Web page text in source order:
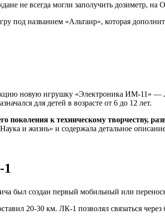
не всегда могли заполучить дозиметр,
под названием «Альтаир», которая
новую игрушку «Электроника ИМ-11» —
для детей в возрасте от 6 до 12 лет.
поколения к техническому творчеству,
и жизнь» и содержала детальное
1
был создан первый мобильный или
20-30 км. ЛК-1 позволял связаться